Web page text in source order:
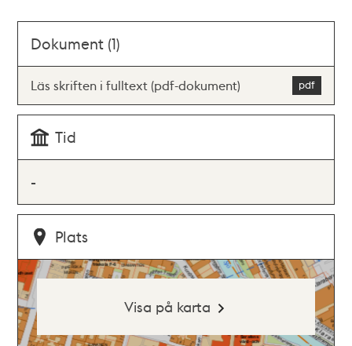
Dokument (1)
Läs skriften i fulltext (pdf-dokument)
Tid
-
Plats
Visa på karta